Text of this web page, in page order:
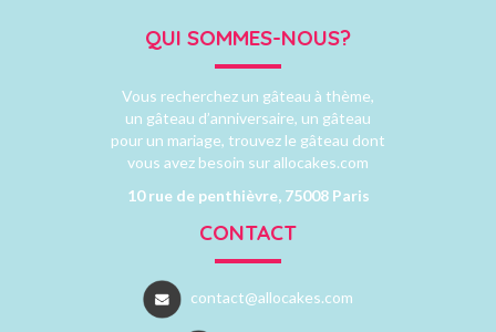
QUI SOMMES-NOUS?
Vous recherchez un gâteau à thème,
un gâteau d’anniversaire, un gâteau
pour un mariage, trouvez le gâteau dont
vous avez besoin sur allocakes.com
10 rue de penthièvre, 75008 Paris
CONTACT
contact@allocakes.com